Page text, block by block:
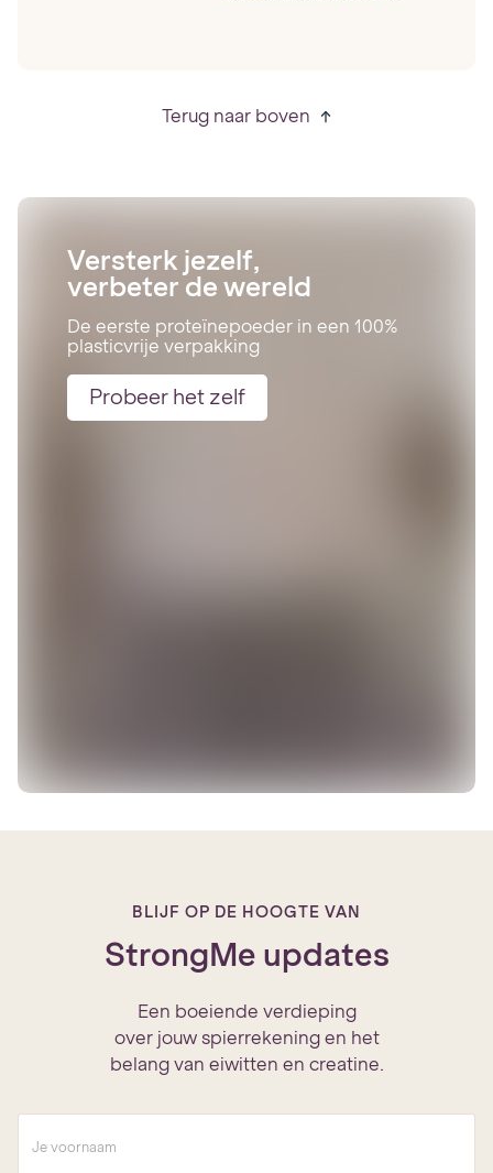
Terug naar boven
Versterk jezelf,
verbeter de wereld
De eerste proteïnepoeder in een 100%
plasticvrije verpakking
Probeer het zelf
BLIJF OP DE HOOGTE VAN
StrongMe updates
Een boeiende verdieping
over jouw spierrekening en het
belang van eiwitten en creatine.
V